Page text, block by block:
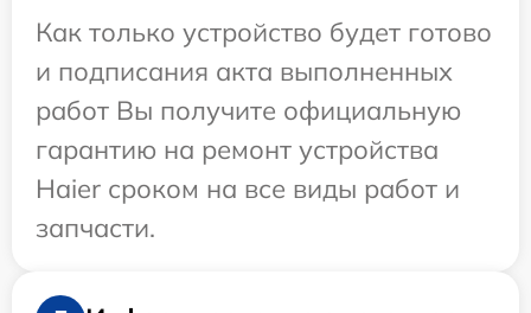
Как только устройство будет готово
и подписания акта выполненных
работ Вы получите официальную
гарантию на ремонт устройства
Haier сроком на все виды работ и
запчасти.